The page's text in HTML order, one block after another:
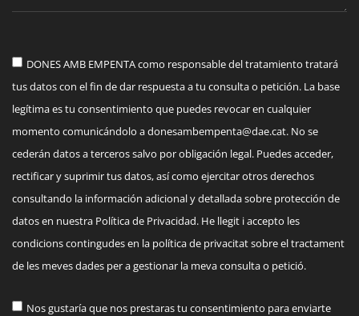
DONES AMB EMPENTA como responsable del tratamiento tratará
tus datos con el fin de dar respuesta a tu consulta o petición. La base
legítima es tu consentimiento que puedes revocar en cualquier
momento comunicándolo adonesambempenta@dae.cat. No se
cederán datos a terceros salvo por obligación legal. Puedes acceder,
rectificar y suprimir tus datos, así como ejercitar otros derechos
consultando la información adicional y detallada sobre protección de
datos en nuestra Política de Privacidad. He llegit i accepto les
condicions contingudes en la política de privacitat sobre el tractament
de les meves dades per a gestionar la meva consulta o petició.
Nos gustaría que nos prestaras tu consentimiento para enviarte